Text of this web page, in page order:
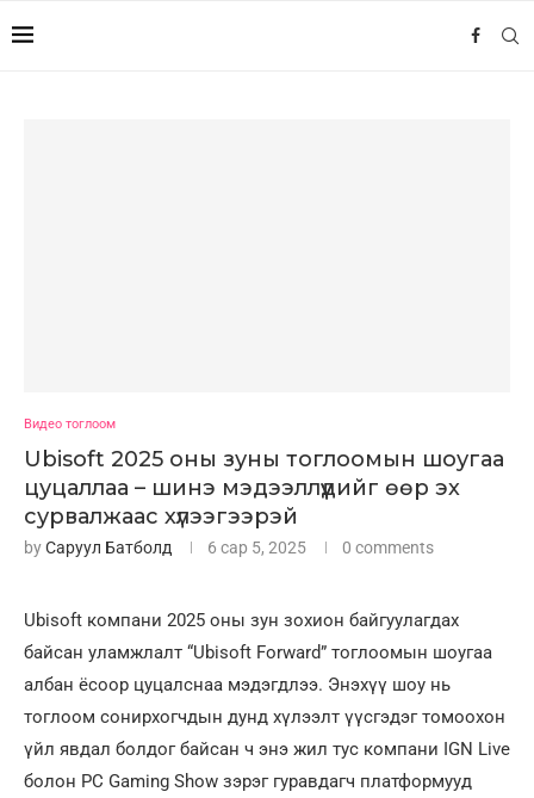
Видео тоглоом
Ubisoft 2025 оны зуны тоглоомын шоугаа
цуцаллаа – шинэ мэдээллүүдийг өөр эх
сурвалжаас хүлээгээрэй
byСаруул Батболд 6 сар 5, 2025 0 comments
Ubisoft компани 2025 оны зун зохион байгуулагдах
байсан уламжлалт “Ubisoft Forward” тоглоомын шоугаа
албан ёсоор цуцалснаа мэдэгдлээ. Энэхүү шоу нь
тоглоом сонирхогчдын дунд хүлээлт үүсгэдэг томоохон
үйл явдал болдог байсан ч энэ жил тус компани IGN Live
болон PC Gaming Show зэрэг гуравдагч платформууд